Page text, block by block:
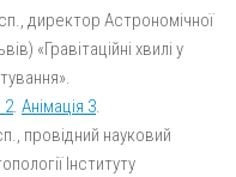
директор Астрономічної
«Гравітаційні хвилі у
2. Анімація 3.
провідний науковий
Інституту